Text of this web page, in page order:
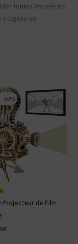
toutes les pièces
étagère ou
10%
Projecteur de Film
€Le